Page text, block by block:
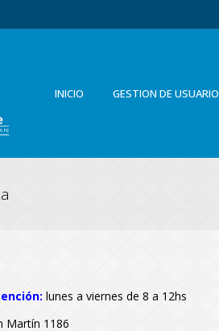
INICIO GESTION DE USUARIO
lunes a viernes de 8 a 12hs
Martín 1186